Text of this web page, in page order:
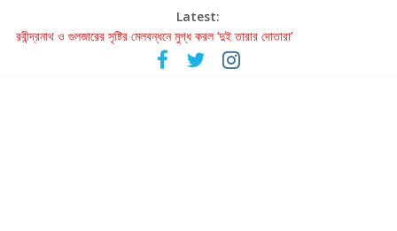
Latest:
রবীন্দ্রনাথ ও গুলজারের সৃষ্টির মেলবন্ধনে মুগ্ধ করল ‘দুই তারার দোতারা’
কলের গান থেকে রীলস্ — বাঙালির গান শোনার বিবর্তনের গল্প
জগন্নাথমঙ্গলম্ — বাংলায় প্রথমবার মঞ্চে এবার রথযাত্রার উদযাপন